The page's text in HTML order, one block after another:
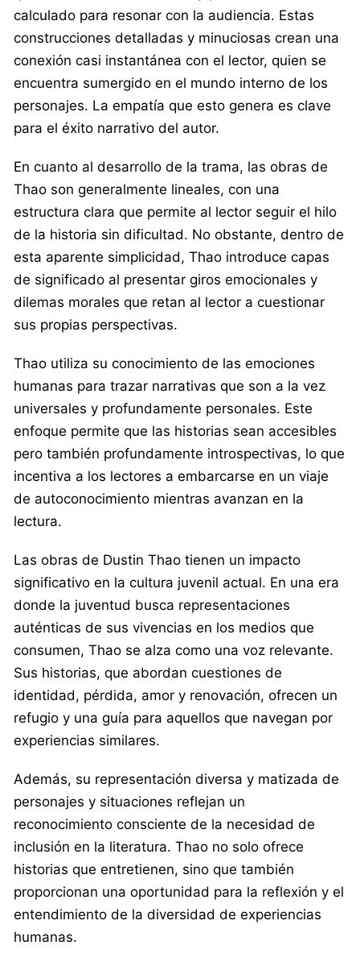
calculado para resonar con la audiencia. Estas
construcciones detalladas y minuciosas crean una
conexión casi instantánea con el lector, quien se
encuentra sumergido en el mundo interno de los
personajes. La empatía que esto genera es clave
para el éxito narrativo del autor.
En cuanto al desarrollo de la trama, las obras de
Thao son generalmente lineales, con una
estructura clara que permite al lector seguir el hilo
de la historia sin dificultad. No obstante, dentro de
esta aparente simplicidad, Thao introduce capas
de significado al presentar giros emocionales y
dilemas morales que retan al lector a cuestionar
sus propias perspectivas.
Thao utiliza su conocimiento de las emociones
humanas para trazar narrativas que son a la vez
universales y profundamente personales. Este
enfoque permite que las historias sean accesibles
pero también profundamente introspectivas, lo que
incentiva a los lectores a embarcarse en un viaje
de autoconocimiento mientras avanzan en la
lectura.
Las obras de Dustin Thao tienen un impacto
significativo en la cultura juvenil actual. En una era
donde la juventud busca representaciones
auténticas de sus vivencias en los medios que
consumen, Thao se alza como una voz relevante.
Sus historias, que abordan cuestiones de
identidad, pérdida, amor y renovación, ofrecen un
refugio y una guía para aquellos que navegan por
experiencias similares.
Además, su representación diversa y matizada de
personajes y situaciones reflejan un
reconocimiento consciente de la necesidad de
inclusión en la literatura. Thao no solo ofrece
historias que entretienen, sino que también
proporcionan una oportunidad para la reflexión y el
entendimiento de la diversidad de experiencias
humanas.